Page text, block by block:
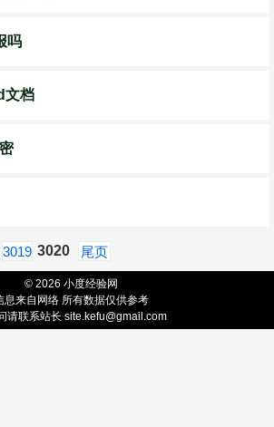
吗
文档
3019 3020 尾页
© 2026 小度经验网
息来自网络 所有数据仅供参考
请联系站长 site.kefu@gmail.com